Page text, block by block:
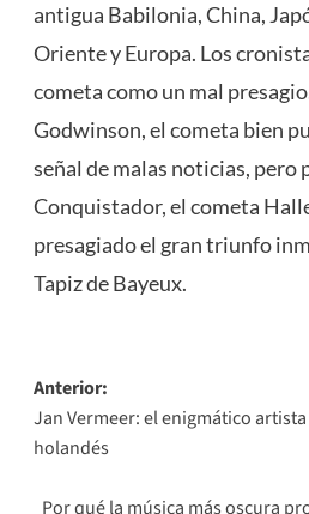
antigua Babilonia, China,
Oriente y Europa. Los
cometa como un mal
Godwinson, el cometa bien
señal de malas noticias, pero
Conquistador, el cometa
presagiado el gran triunfo
Tapiz de Bayeux.
Navegación
de
entradas
Anterior:
Jan Vermeer: ​​el enigmático
holandés
Por qué la música más oscura